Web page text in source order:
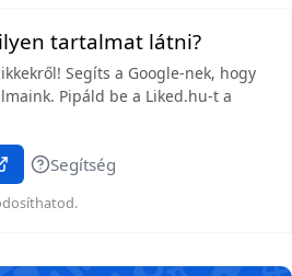
tartalmat látni?
Segíts a Google-nek, hogy
Pipáld be a Liked.hu-t a
Segítség